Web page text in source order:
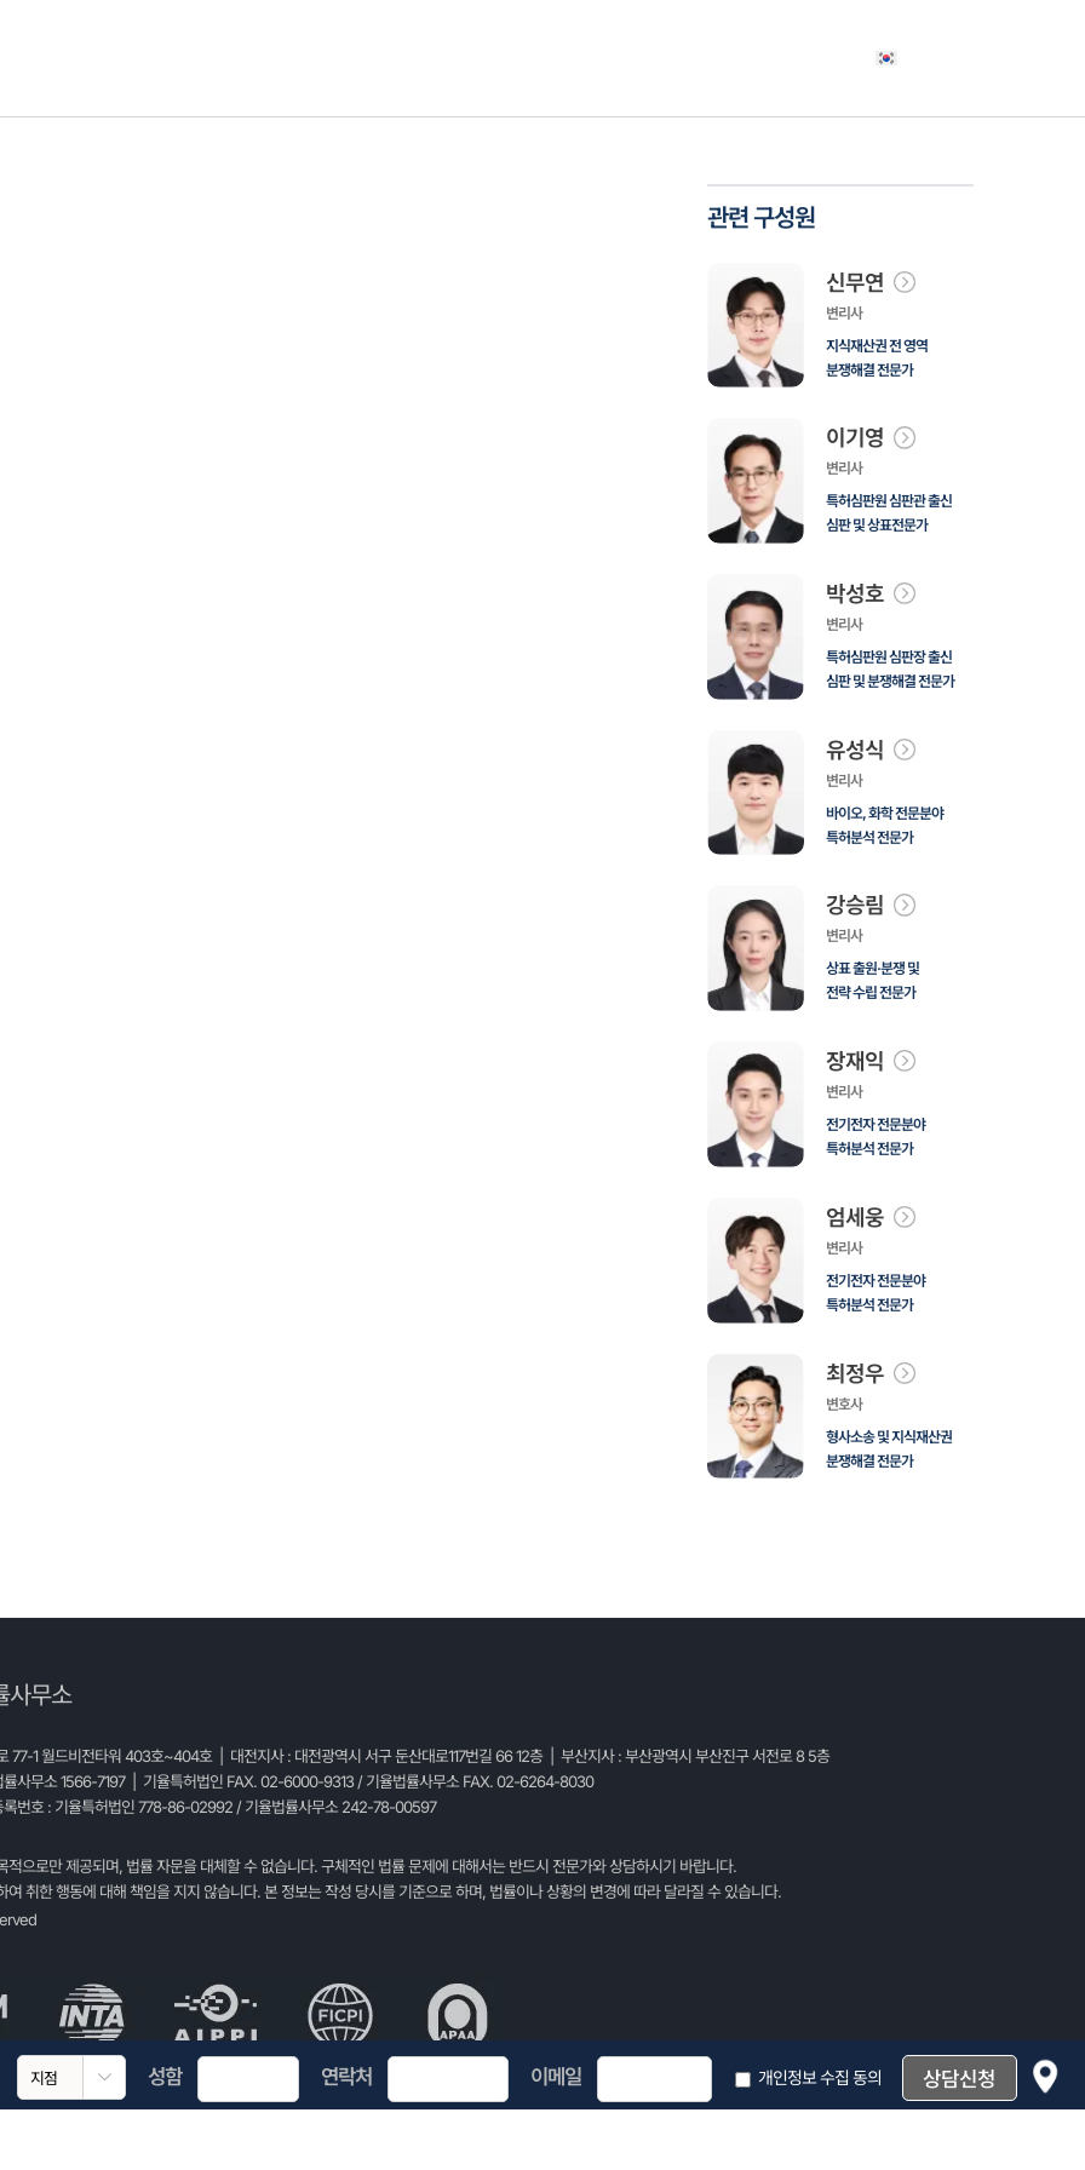
관련 구성원
신무연
변리사
지식재산권 전 영역
분쟁해결 전문가
이기영
변리사
특허심판원 심판관 출신
심판 및 상표전문가
박성호
변리사
특허심판원 심판장 출신
심판 및 분쟁해결 전문가
유성식
변리사
바이오, 화학 전문분야
특허분석 전문가
강승림
변리사
상표 출원·분쟁 및
전략 수립 전문가
장재익
변리사
전기전자 전문분야
특허분석 전문가
엄세웅
변리사
전기전자 전문분야
특허분석 전문가
최정우
변호사
형사소송 및 지식재산권
분쟁해결 전문가
사무소
77-1 월드비전타워 403호~404호 | 대전지사 : 대전광역시 서구 둔산대로117번길 66 12층 | 부산지사 : 부산광역시 부산진구 서전로 8 5층
률사무소 1566-7197 | 기율특허법인 FAX. 02-6000-9313 / 기율법률사무소 FAX. 02-6264-8030
번호 : 기율특허법인 778-86-02992 / 기율법률사무소 242-78-00597
적으로만 제공되며, 법률 자문을 대체할 수 없습니다. 구체적인 법률 문제에 대해서는 반드시 전문가와 상담하시기 바랍니다.
여 취한 행동에 대해 책임을 지지 않습니다. 본 정보는 작성 당시를 기준으로 하며, 법률이나 상황의 변경에 따라 달라질 수 있습니다.
 성함 연락처 이메일 개인정보 수집 동의